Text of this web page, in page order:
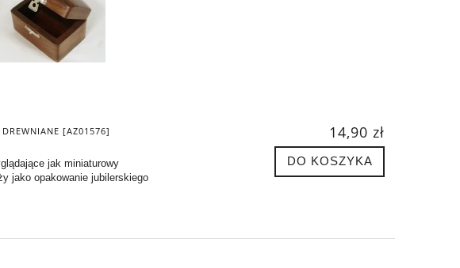
[AZ01576]
jak miniaturowy
jako opakowanie jubilerskiego
14,90 zł
DO KOSZYKA